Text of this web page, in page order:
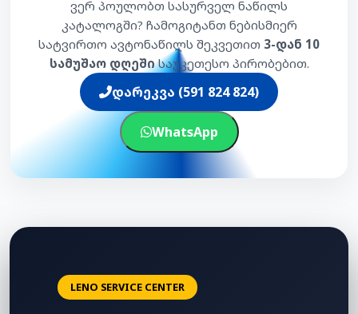
ვერ პოულობთ სასურველ ნაწილს
კატალოგში? ჩამოგიტანთ ნებისმიერ
სატვირთო ავტონაწილს შეკვეთით 3-დან 10
სამუშაო დღეშისაუკეთესო პირობებით.
დარეკვა (591 824 824)
WhatsApp
LENO SERVICE CENTER